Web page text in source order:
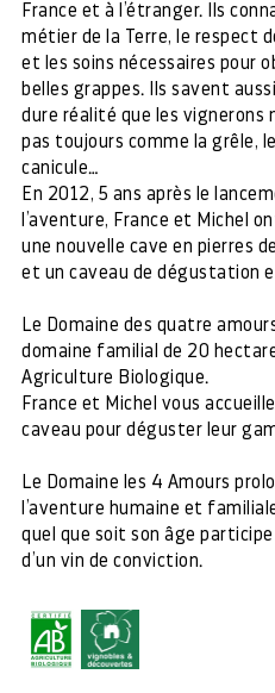
France et à l’étranger. Ils
métier de la Terre, le respect
et les soins nécessaires pour
belles grappes. Ils savent
dure réalité que les vignerons
pas toujours comme la grêle,
canicule…
En 2012, 5 ans après le
l’aventure, France et Michel
une nouvelle cave en pierres
et un caveau de dégustation
Le Domaine des quatre
domaine familial de 20
Agriculture Biologique.
France et Michel vous
caveau pour déguster leur
Le Domaine les 4 Amours
l’aventure humaine et
quel que soit son âge
d’un vin de conviction.